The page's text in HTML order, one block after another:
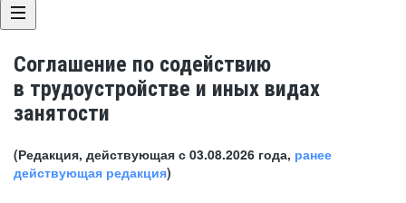
Соглашение по содействию
в трудоустройстве и иных видах
занятости
(Редакция, действующая с 03.08.2026 года, ранее
действующая редакция)